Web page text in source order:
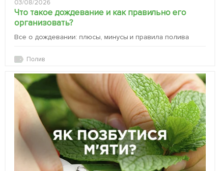
03/08/2026
Что такое дождевание и как правильно его
организовать?
Все о дождевании: плюсы, минусы и правила полива
Полив